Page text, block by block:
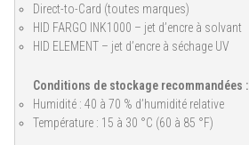
Direct-to-Card (toutes marques)
HID FARGO INK1000 – jet d’encre à solvant
HID ELEMENT – jet d’encre à séchage UV
Conditions de stockage recommandées :
Humidité : 40 à 70 % d’humidité relative
Température : 15 à 30 °C (60 à 85 °F)